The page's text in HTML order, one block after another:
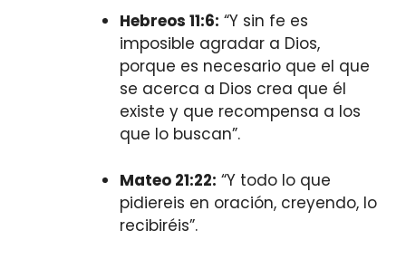
Hebreos 11:6: “Y sin fe es
imposible agradar a Dios,
porque es necesario que el que
se acerca a Dios crea que él
existe y que recompensa a los
que lo buscan”.
Mateo 21:22: “Y todo lo que
pidiereis en oración, creyendo, lo
recibiréis”.